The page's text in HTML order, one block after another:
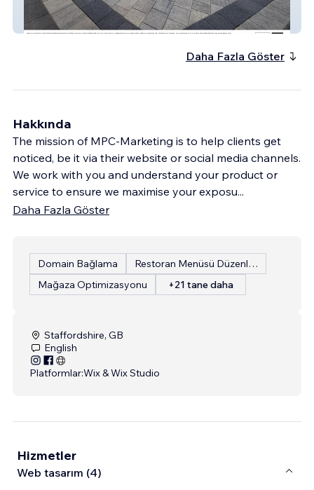
Hildens 2024
Daha Fazla Göster
Hakkında
The mission of MPC-Marketing is to help clients get
noticed, be it via their website or social media channels.
We work with you and understand your product or
service to ensure we maximise your exposu...
Daha Fazla Göster
Domain Bağlama
Restoran Menüsü Düzenleme
Mağaza Optimizasyonu
+21 tane daha
Staffordshire, GB
English
Platformlar:Wix & Wix Studio
Hizmetler
Web tasarım (4)